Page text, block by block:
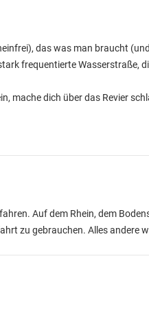
das was man braucht
frequentierte Wasserstraße,
mache dich über das Revier
Auf dem Rhein, dem
zu gebrauchen. Alles andere